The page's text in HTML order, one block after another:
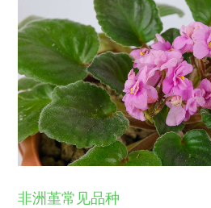
非洲堇常见品种